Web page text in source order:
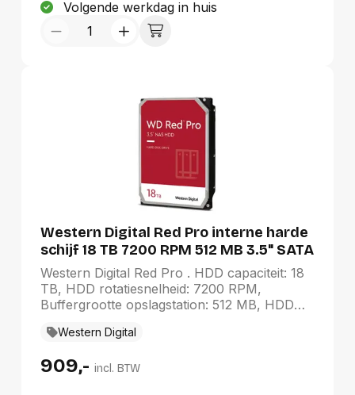
Volgende werkdag in huis
Western Digital Red Pro interne harde
schijf 18 TB 7200 RPM 512 MB 3.5" SATA
Western Digital Red Pro . HDD capaciteit: 18
TB, HDD rotatiesnelheid: 7200 RPM,
Buffergrootte opslagstation: 512 MB, HDD
Western Digital
909,- incl. BTW